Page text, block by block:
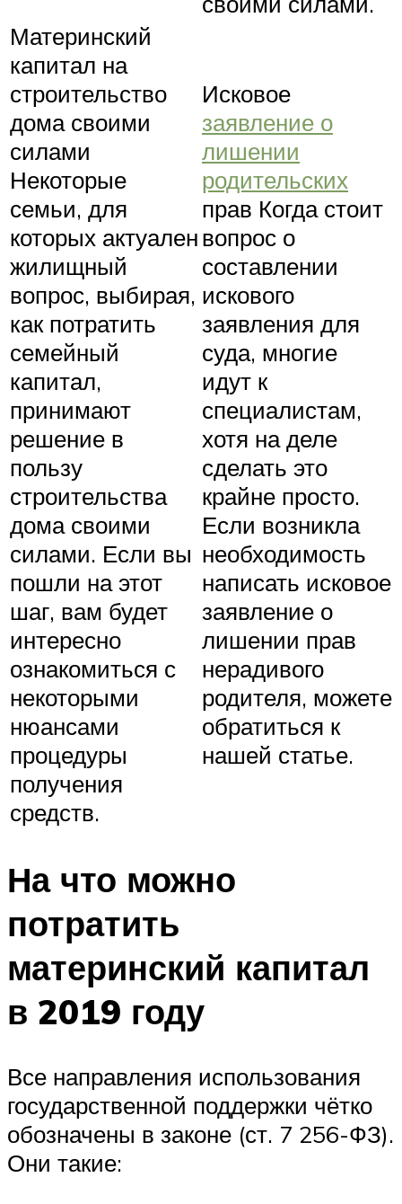
Материнский
капитал на
строительство
дома своими
силами
Некоторые
семьи, для
которых актуален
жилищный
вопрос, выбирая,
как потратить
семейный
капитал,
принимают
решение в
пользу
строительства
дома своими
силами. Если вы
пошли на этот
шаг, вам будет
интересно
ознакомиться с
некоторыми
нюансами
процедуры
получения
средств.
Исковое
заявление о
лишении
родительских
прав Когда стоит
вопрос о
составлении
искового
заявления для
суда, многие
идут к
специалистам,
хотя на деле
сделать это
крайне просто.
Если возникла
необходимость
написать исковое
заявление о
лишении прав
нерадивого
родителя, можете
обратиться к
нашей статье.
На что можно
потратить
материнский капитал
в 2019 году
Все направления использования
государственной поддержки чётко
обозначены в законе (ст. 7 256-ФЗ).
Они такие: